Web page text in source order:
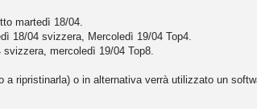
martedì 18/04.
18/04 svizzera, Mercoledì 19/04 Top4.
mercoledì 19/04 Top8.
a ripristinarla) o in alternativa verrà utilizzato un